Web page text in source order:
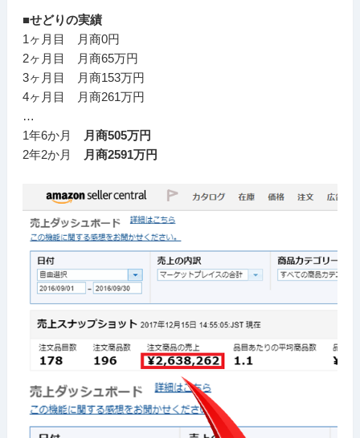
■せどりの実績
1ヶ月目 月商0円
2ヶ月目 月商65万円
3ヶ月目 月商153万円
4ヶ月目 月商261万円
…
1年6か月
月商505万円
2年2か月
月商2591万円